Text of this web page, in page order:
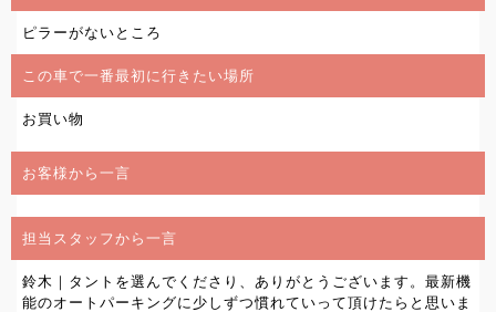
ピラーがないところ
この車で一番最初に行きたい場所
お買い物
お客様から一言
担当スタッフから一言
鈴木｜タントを選んでくださり、ありがとうございます。最新機
能のオートパーキングに少しずつ慣れていって頂けたらと思いま